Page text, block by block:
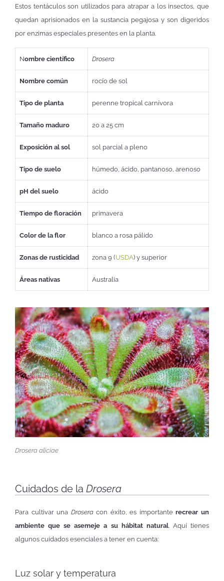
Estos tentáculos son utilizados para atrapar a los insectos, que
quedan aprisionados en la sustancia pegajosa y son digeridos
por enzimas especiales presentes en la planta.
Nombre científico Drosera
Nombre común rocío de sol
Tipo de planta perenne tropical carnívora
Tamaño maduro 20 a 25 cm
Exposición al sol sol parcial a pleno
Tipo de suelo húmedo, ácido, pantanoso, arenoso
pH del suelo ácido
Tiempo de floración primavera
Color de la flor blanco a rosa pálido
Zonas de rusticidad zona 9 (USDA) y superior
Áreas nativas Australia
Drosera aliciae
Cuidados de la Drosera
Para cultivar una Droseracon éxito, es importanterecrear un
ambiente que se asemeje a su hábitat natural. Aquí tienes
algunos cuidados esenciales a tener en cuenta:
Luz solar y temperatura